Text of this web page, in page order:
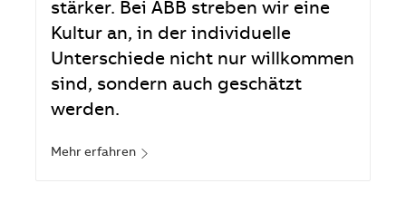
stärker. Bei ABB streben wir eine
Kultur an, in der individuelle
Unterschiede nicht nur willkommen
sind, sondern auch geschätzt
werden.
Mehr erfahren